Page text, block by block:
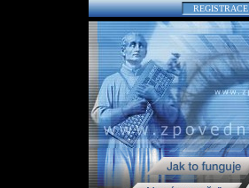
REGISTRACE